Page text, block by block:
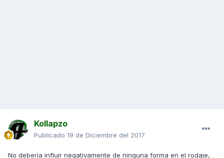
Kollapzo
Publicado 19 de Diciembre del 2017
No debería influir negativamente de ninguna forma en el rodaje,